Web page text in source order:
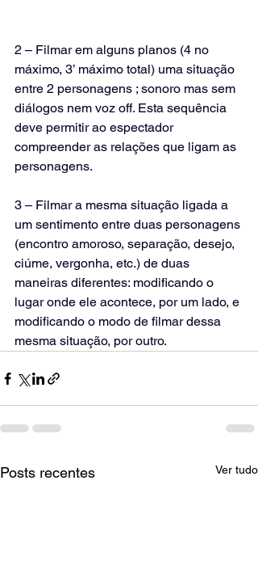
2 – Filmar em alguns planos (4 no
máximo, 3’ máximo total) uma situação
entre 2 personagens ; sonoro mas sem
diálogos nem voz off. Esta sequência
deve permitir ao espectador
compreender as relações que ligam as
personagens.
3 – Filmar a mesma situação ligada a
um sentimento entre duas personagens
(encontro amoroso, separação, desejo,
ciúme, vergonha, etc.) de duas
maneiras diferentes: modificando o
lugar onde ele acontece, por um lado, e
modificando o modo de filmar dessa
mesma situação, por outro.
Posts recentes Ver tudo